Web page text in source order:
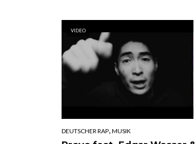
VIDEO
DEUTSCHER RAP MUSIK